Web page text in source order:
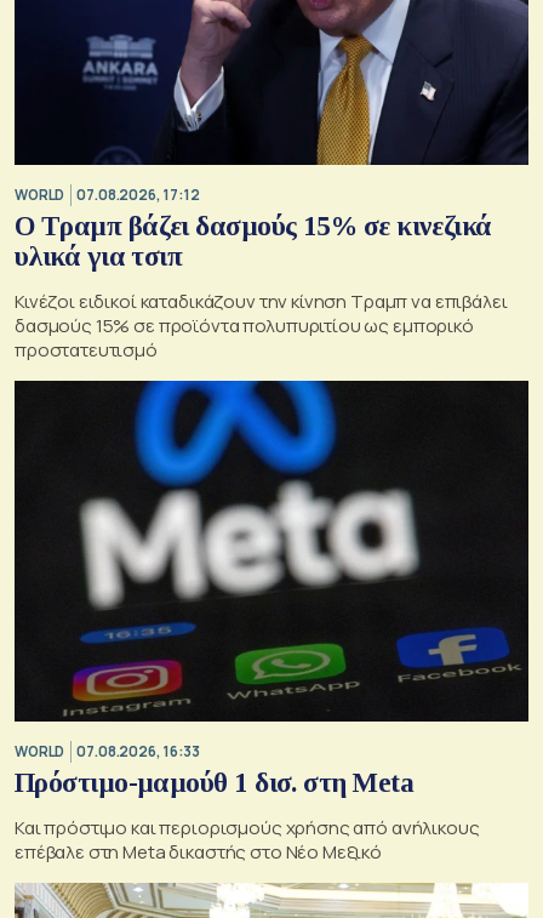
WORLD 07.08.2026, 17:12
Ο Τραμπ βάζει δασμούς 15% σε κινεζικά
υλικά για τσιπ
Κινέζοι ειδικοί καταδικάζουν την κίνηση Τραμπ να επιβάλει
δασμούς 15% σε προϊόντα πολυπυριτίου ως εμπορικό
προστατευτισμό
WORLD 07.08.2026, 16:33
Πρόστιμο-μαμούθ 1 δισ. στη Meta
Και πρόστιμο και περιορισμούς χρήσης από ανήλικους
επέβαλε στη Meta δικαστής στο Νέο Μεξικό